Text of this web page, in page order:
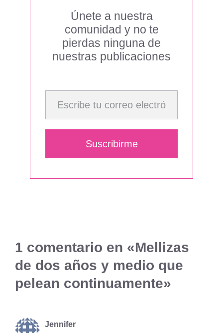
Únete a nuestra
comunidad y no te
pierdas ninguna de
nuestras publicaciones
Escribe tu correo electrónico…
Suscribirme
1 comentario en «Mellizas
de dos años y medio que
pelean continuamente»
Jennifer